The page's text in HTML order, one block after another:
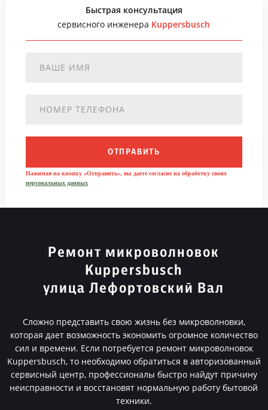
Быстрая консультация
сервисного инженера Kuppersbusch
ОТПРАВИТЬ
Нажимая на кнопку «Отправить», вы даете согласие на обработку своих
персональных данных
Ремонт микроволновок
Kuppersbusch
улица Лефортовский Вал
Сложно представить свою жизнь без микроволновки,
которая дает возможность экономить огромное количество
сил и времени. Если потребуется ремонт микроволновок
Kuppersbusch, то необходимо обратиться в авторизованный
сервисный центр, профессионалы быстро найдут причину
неисправности и восстановят нормальную работу бытовой
техники.